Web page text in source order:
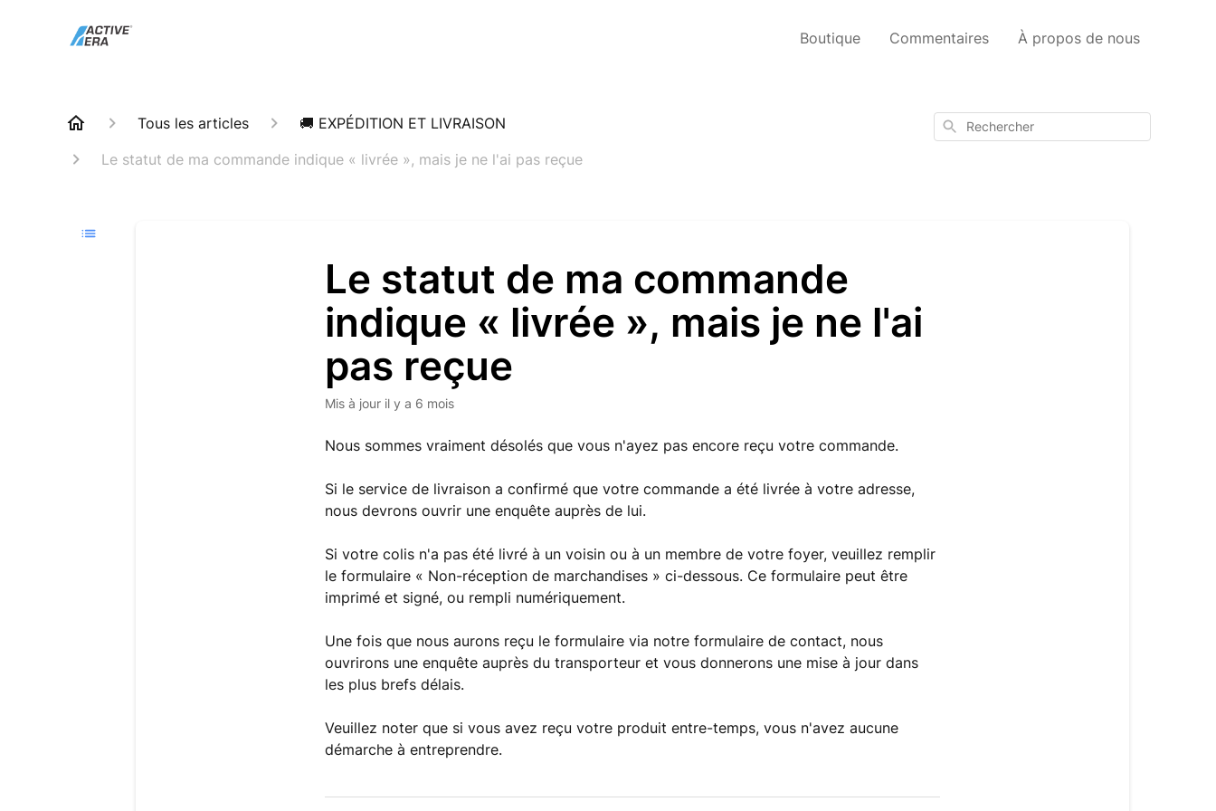
Boutique Commentaires À propos de nous
Tous les articles
🚚 EXPÉDITION ET LIVRAISON
Le statut de ma commande indique « livrée », mais je ne l'ai pas reçue
Rechercher
Le statut de ma commande
indique « livrée », mais je ne l'ai
pas reçue
Mis à jour il y a 6 mois
Nous sommes vraiment désolés que vous n'ayez pas encore reçu votre commande.
Si le service de livraison a confirmé que votre commande a été livrée à votre adresse,
nous devrons ouvrir une enquête auprès de lui.
Si votre colis n'a pas été livré à un voisin ou à un membre de votre foyer, veuillez remplir
le formulaire « Non-réception de marchandises » ci-dessous. Ce formulaire peut être
imprimé et signé, ou rempli numériquement.
Une fois que nous aurons reçu le formulaire via notre formulaire de contact, nous
ouvrirons une enquête auprès du transporteur et vous donnerons une mise à jour dans
les plus brefs délais.
Veuillez noter que si vous avez reçu votre produit entre-temps, vous n'avez aucune
démarche à entreprendre.